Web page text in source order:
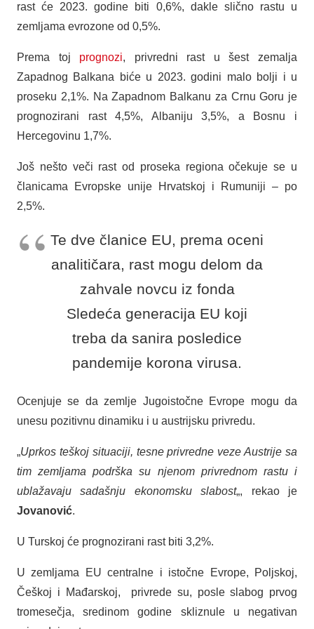
rast će 2023. godine biti 0,6%, dakle slično rastu u
zemljama evrozone od 0,5%.
Prema toj prognozi, privredni rast u šest zemalja
Zapadnog Balkana biće u 2023. godini malo bolji i u
proseku 2,1%. Na Zapadnom Balkanu za Crnu Goru je
prognozirani rast 4,5%, Albaniju 3,5%, a Bosnu i
Hercegovinu 1,7%.
Još nešto veči rast od proseka regiona očekuje se u
članicama Evropske unije Hrvatskoj i Rumuniji – po
2,5%.
Te dve članice EU, prema oceni
analitičara, rast mogu delom da
zahvale novcu iz fonda
Sledeća generacija EU koji
treba da sanira posledice
pandemije korona virusa.
Ocenjuje se da zemlje Jugoistočne Evrope mogu da
unesu pozitivnu dinamiku i u austrijsku privredu.
„Uprkos teškoj situaciji, tesne privredne veze Austrije sa
tim zemljama podrška su njenom privrednom rastu i
ublažavaju sadašnju ekonomsku slabost„, rekao je
Jovanović.
U Turskoj će prognozirani rast biti 3,2%.
U zemljama EU centralne i istočne Evrope, Poljskoj,
Češkoj i Mađarskoj, privrede su, posle slabog prvog
tromesečja, sredinom godine skliznule u negativan